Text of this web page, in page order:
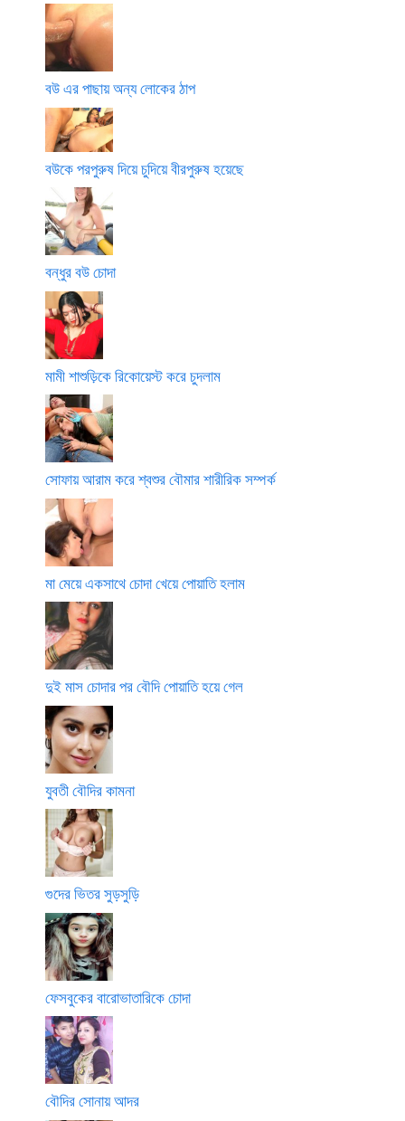
বউ এর পাছায় অন্য লোকের ঠাপ
বউকে পরপুরুষ দিয়ে চুদিয়ে বীরপুরুষ হয়েছে
বন্ধুর বউ চোদা
মামী শাশুড়িকে রিকোয়েস্ট করে চুদলাম
সোফায় আরাম করে শ্বশুর বৌমার শারীরিক সম্পর্ক
মা মেয়ে একসাথে চোদা খেয়ে পোয়াতি হলাম
দুই মাস চোদার পর বৌদি পোয়াতি হয়ে গেল
যুবতী বৌদির কামনা
গুদের ভিতর সুড়সুড়ি
ফেসবুকের বারোভাতারিকে চোদা
বৌদির সোনায় আদর